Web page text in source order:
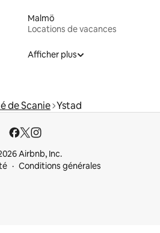
Malmö
Locations de vacances
Afficher plus
de Scanie Ystad
Airbnb, Inc.
Conditions générales